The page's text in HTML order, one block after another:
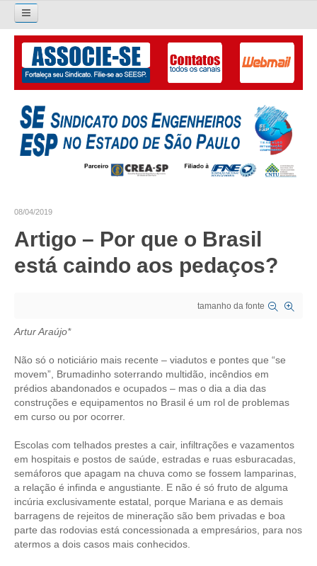
Pesquisar...
O SINDICATO
APRESENTAÇÃO
PALAVRA DO PRESIDENTE
SUBSEDES SINDICAIS
CONSELHO TECNOLÓGICO
HISTÓRICO E ATUAÇÃO
CONSELHOS ASSESSORES
PERSONALIDADES DA TECNOLOGIA
NÚCLEO DA MULHER ENGENHEIRA
TRANSPARÊNCIA
08/04/2019
Artigo – Por que o Brasil
está caindo aos pedaços?
tamanho da fonte
Artur Araújo*
Não só o noticiário mais recente – viadutos e pontes que “se
movem”, Brumadinho soterrando multidão, incêndios em
prédios abandonados e ocupados – mas o dia a dia das
construções e equipamentos no Brasil é um rol de problemas
em curso ou por ocorrer.
Escolas com telhados prestes a cair, infiltrações e vazamentos
em hospitais e postos de saúde, estradas e ruas esburacadas,
semáforos que apagam na chuva como se fossem lamparinas,
a relação é infinda e angustiante. E não é só fruto de alguma
incúria exclusivamente estatal, porque Mariana e as demais
barragens de rejeitos de mineração são bem privadas e boa
parte das rodovias está concessionada a empresários, para nos
atermos a dois casos mais conhecidos.